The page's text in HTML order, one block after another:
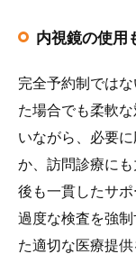
内視鏡の使用
完全予約制では
た場合でも柔軟
いながら、必要
か、訪問診療に
後も一貫したサポ
過度な検査を強
た適切な医療提